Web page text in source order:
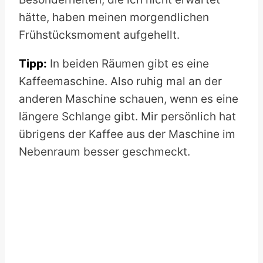
hätte, haben meinen morgendlichen
Frühstücksmoment aufgehellt.
Tipp: In beiden Räumen gibt es eine
Kaffeemaschine. Also ruhig mal an der
anderen Maschine schauen, wenn es eine
längere Schlange gibt. Mir persönlich hat
übrigens der Kaffee aus der Maschine im
Nebenraum besser geschmeckt.